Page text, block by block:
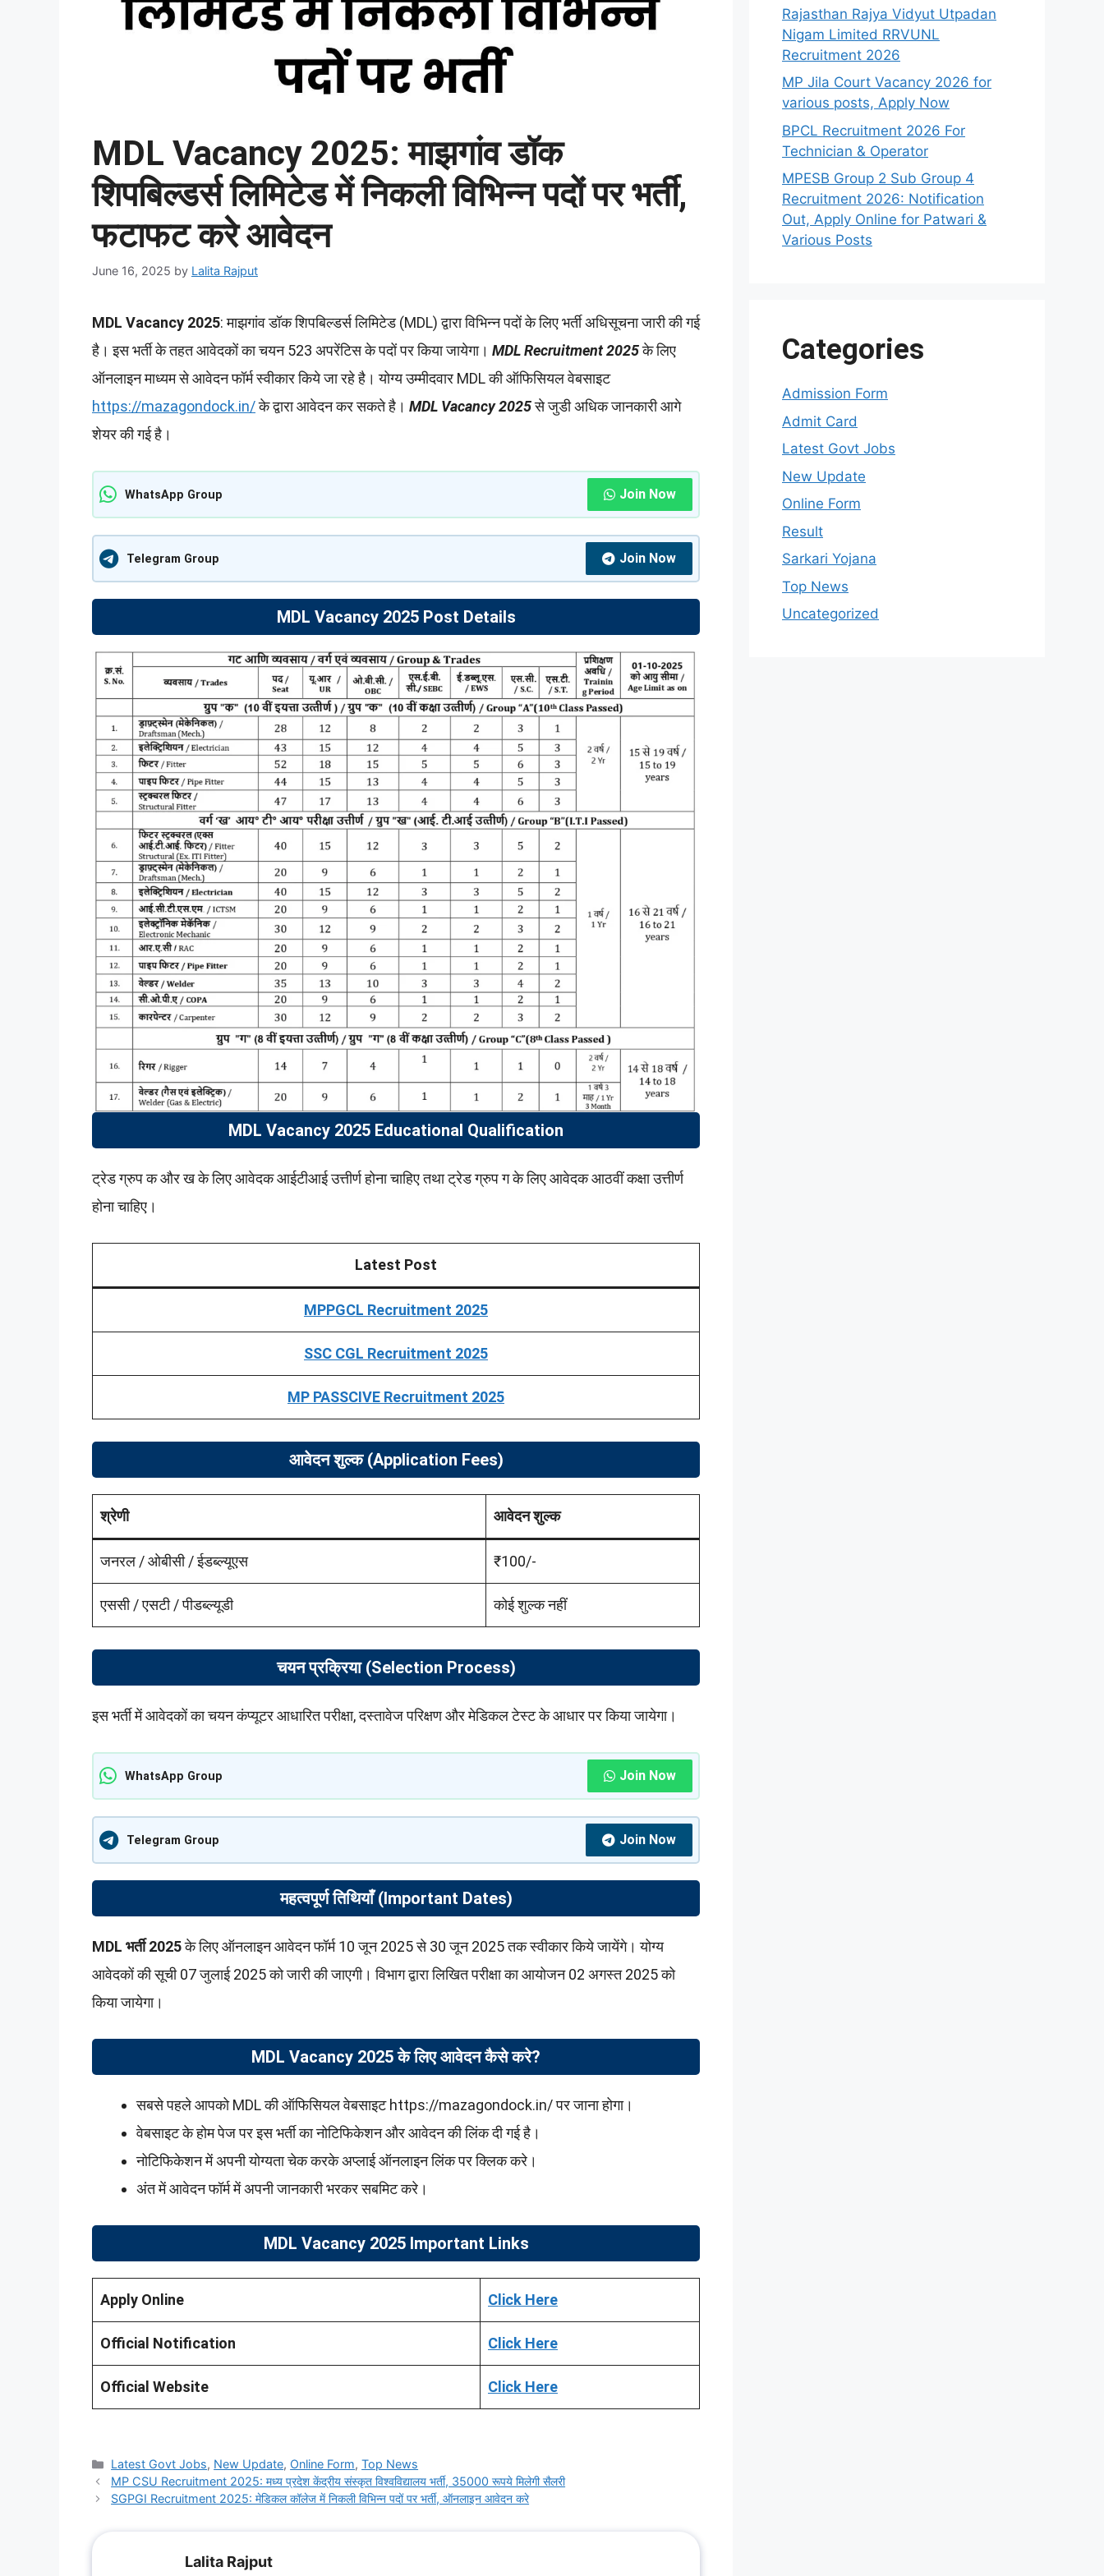
MDL Vacancy 2025: माझगांव डॉक
शिपबिल्डर्स लिमिटेड में निकली विभिन्न पदों पर भर्ती,
फटाफट करे आवेदन
June 16, 2025 by Lalita Rajput
MDL Vacancy 2025: माझगांव डॉक शिपबिल्डर्स लिमिटेड (MDL) द्वारा विभिन्न पदों के लिए भर्ती अधिसूचना जारी की गई
है। इस भर्ती के तहत आवेदकों का चयन 523 अपरेंटिस के पदों पर किया जायेगा। MDL Recruitment 2025के लिए
ऑनलाइन माध्यम से आवेदन फॉर्म स्वीकार किये जा रहे है। योग्य उम्मीदवार MDL की ऑफिसियल वेबसाइट
https://mazagondock.in/के द्वारा आवेदन कर सकते है। MDL Vacancy 2025से जुडी अधिक जानकारी आगे
शेयर की गई है।
WhatsApp Group Join Now
Telegram Group Join Now
MDL Vacancy 2025 Post Details
MDL Vacancy 2025 Educational Qualification
ट्रेड ग्रुप क और ख के लिए आवेदक आईटीआई उत्तीर्ण होना चाहिए तथा ट्रेड ग्रुप ग के लिए आवेदक आठवीं कक्षा उत्तीर्ण
होना चाहिए।
Latest Post
MPPGCL Recruitment 2025
SSC CGL Recruitment 2025
MP PASSCIVE Recruitment 2025
आवेदन शुल्क (Application Fees)
श्रेणी आवेदन शुल्क
जनरल / ओबीसी / ईडब्ल्यूएस ₹100/-
एससी / एसटी / पीडब्ल्यूडी कोई शुल्क नहीं
चयन प्रक्रिया (Selection Process)
इस भर्ती में आवेदकों का चयन कंप्यूटर आधारित परीक्षा, दस्तावेज परिक्षण और मेडिकल टेस्ट के आधार पर किया जायेगा।
WhatsApp Group Join Now
Telegram Group Join Now
महत्वपूर्ण तिथियाँ (Important Dates)
MDL भर्ती 2025के लिए ऑनलाइन आवेदन फॉर्म 10 जून 2025 से 30 जून 2025 तक स्वीकार किये जायेंगे। योग्य
आवेदकों की सूची 07 जुलाई 2025 को जारी की जाएगी। विभाग द्वारा लिखित परीक्षा का आयोजन 02 अगस्त 2025 को
किया जायेगा।
MDL Vacancy 2025 के लिए आवेदन कैसे करे?
सबसे पहले आपको MDL की ऑफिसियल वेबसाइट https://mazagondock.in/ पर जाना होगा।
वेबसाइट के होम पेज पर इस भर्ती का नोटिफिकेशन और आवेदन की लिंक दी गई है।
नोटिफिकेशन में अपनी योग्यता चेक करके अप्लाई ऑनलाइन लिंक पर क्लिक करे।
अंत में आवेदन फॉर्म में अपनी जानकारी भरकर सबमिट करे।
MDL Vacancy 2025 Important Links
Apply Online Click Here
Official Notification Click Here
Official Website Click Here
Categories
Latest Govt Jobs, New Update, Online Form,Top News
MP CSU Recruitment 2025: मध्य प्रदेश केंद्रीय संस्कृत विश्वविद्यालय भर्ती, 35000 रूपये मिलेगी सैलरी
SGPGI Recruitment 2025: मेडिकल कॉलेज में निकली विभिन्न पदों पर भर्ती, ऑनलाइन आवेदन करे
Lalita Rajput
Rajasthan Rajya Vidyut Utpadan
Nigam Limited RRVUNL
Recruitment 2026
MP Jila Court Vacancy 2026 for
various posts, Apply Now
BPCL Recruitment 2026 For
Technician & Operator
MPESB Group 2 Sub Group 4
Recruitment 2026: Notification
Out, Apply Online for Patwari &
Various Posts
Categories
Admission Form
Admit Card
Latest Govt Jobs
New Update
Online Form
Result
Sarkari Yojana
Top News
Uncategorized